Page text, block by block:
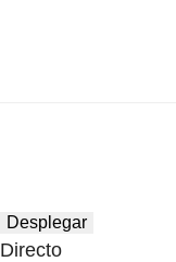
Desplegar
Directo